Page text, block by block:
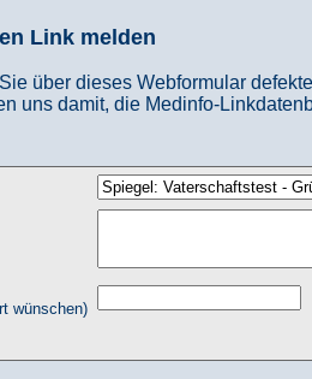
Link melden
über dieses Webformular
uns damit, die Medinfo-
wünschen)